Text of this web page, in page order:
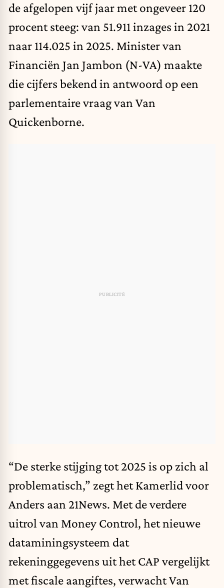
de afgelopen vijf jaar met ongeveer 120
procent steeg: van 51.911 inzages in 2021
naar 114.025 in 2025. Minister van
Financiën Jan Jambon (N-VA) maakte
die cijfers bekend in antwoord op een
parlementaire vraag van Van
Quickenborne.
“De sterke stijging tot 2025 is op zich al
problematisch,” zegt het Kamerlid voor
Anders aan 21News. Met de verdere
uitrol van Money Control, het nieuwe
dataminingsysteem dat
rekeninggegevens uit het CAP vergelijkt
met fiscale aangiftes, verwacht Van